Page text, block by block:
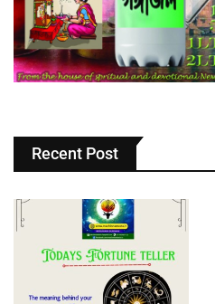
Recent Post